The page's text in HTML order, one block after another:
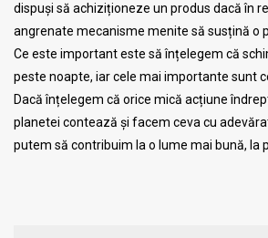
dispuși să achiziționeze un produs dacă în
angrenate mecanisme menite să susțină o
Ce este important este să înțelegem că
peste noapte, iar cele mai importante sunt
Dacă înțelegem că orice mică acțiune
planetei contează și facem ceva cu
putem să contribuim la o lume mai bună, la